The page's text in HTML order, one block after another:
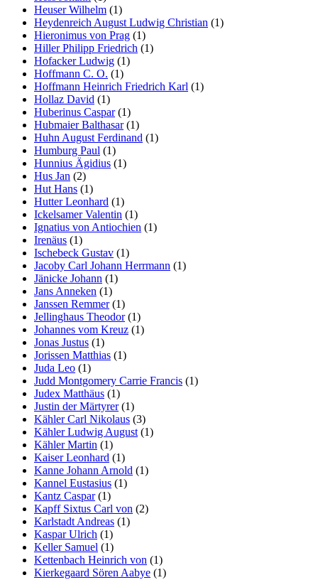
Heuser Wilhelm (1)
Heydenreich August Ludwig Christian (1)
Hieronimus von Prag (1)
Hiller Philipp Friedrich (1)
Hofacker Ludwig (1)
Hoffmann C. O. (1)
Hoffmann Heinrich Friedrich Karl (1)
Hollaz David (1)
Huberinus Caspar(1)
Hubmaier Balthasar(1)
Huhn August Ferdinand (1)
Humburg Paul (1)
Hunnius Ägidius (1)
Hus Jan (2)
Hut Hans (1)
Hutter Leonhard (1)
Ickelsamer Valentin (1)
Ignatius von Antiochien (1)
Irenäus (1)
Ischebeck Gustav (1)
Jacoby Carl Johann Herrmann (1)
Jänicke Johann (1)
Jans Anneken (1)
Janssen Remmer(1)
Jellinghaus Theodor(1)
Johannes vom Kreuz (1)
Jonas Justus (1)
Jorissen Matthias (1)
Juda Leo (1)
Judd Montgomery Carrie Francis (1)
Judex Matthäus (1)
Justin der Märtyrer(1)
Kähler Carl Nikolaus (3)
Kähler Ludwig August (1)
Kähler Martin (1)
Kaiser Leonhard (1)
Kanne Johann Arnold (1)
Kannel Eustasius (1)
Kantz Caspar(1)
Kapff Sixtus Carl von (2)
Karlstadt Andreas (1)
Kaspar Ulrich (1)
Keller Samuel (1)
Kettenbach Heinrich von (1)
Kierkegaard Sören Aabye (1)